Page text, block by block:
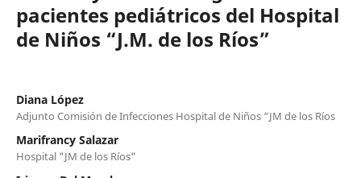
pacientes pediátricos del Hospital
de Niños “J.M. de los Ríos”
Diana López
Adjunto Comisión de Infecciones Hospital de Niños “JM de los Ríos
Marifrancy Salazar
Hospital "JM de los Ríos"